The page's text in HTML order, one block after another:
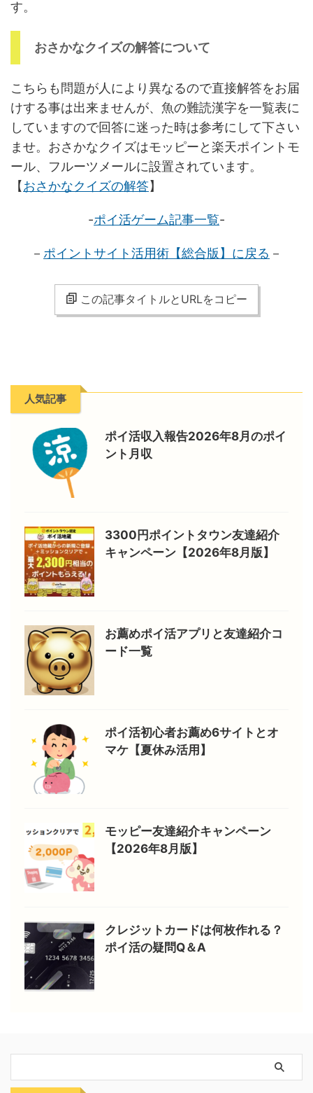
す。
おさかなクイズの解答について
こちらも問題が人により異なるので直接解答をお届
けする事は出来ませんが、魚の難読漢字を一覧表に
していますので回答に迷った時は参考にして下さい
ませ。おさかなクイズはモッピーと楽天ポイントモ
ール、フルーツメールに設置されています。
【おさかなクイズの解答】
-ポイ活ゲーム記事一覧-
－ ポイントサイト活用術【総合版】に戻る －
この記事タイトルとURLをコピー
人気記事
ポイ活収入報告2026年8月のポイ
ント月収
3300円ポイントタウン友達紹介
キャンペーン【2026年8月版】
お薦めポイ活アプリと友達紹介コ
ード一覧
ポイ活初心者お薦め6サイトとオ
マケ【夏休み活用】
モッピー友達紹介キャンペーン
【2026年8月版】
クレジットカードは何枚作れる？
ポイ活の疑問Q＆A